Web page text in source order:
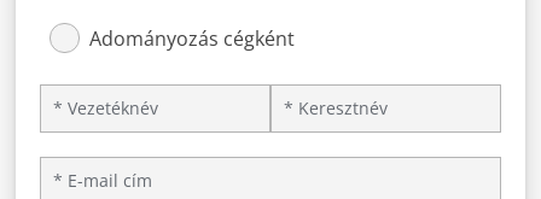
Adományozás cégként